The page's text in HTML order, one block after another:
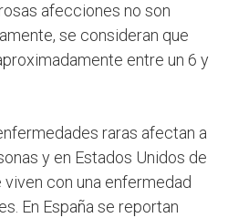
afecciones no son
se consideran que
entre un 6 y
raras afectan a
y en Estados Unidos de
con una enfermedad
En España se reportan